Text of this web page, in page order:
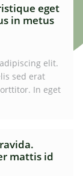
eget
in metus
elit.
sed erat
In eget
mattis id